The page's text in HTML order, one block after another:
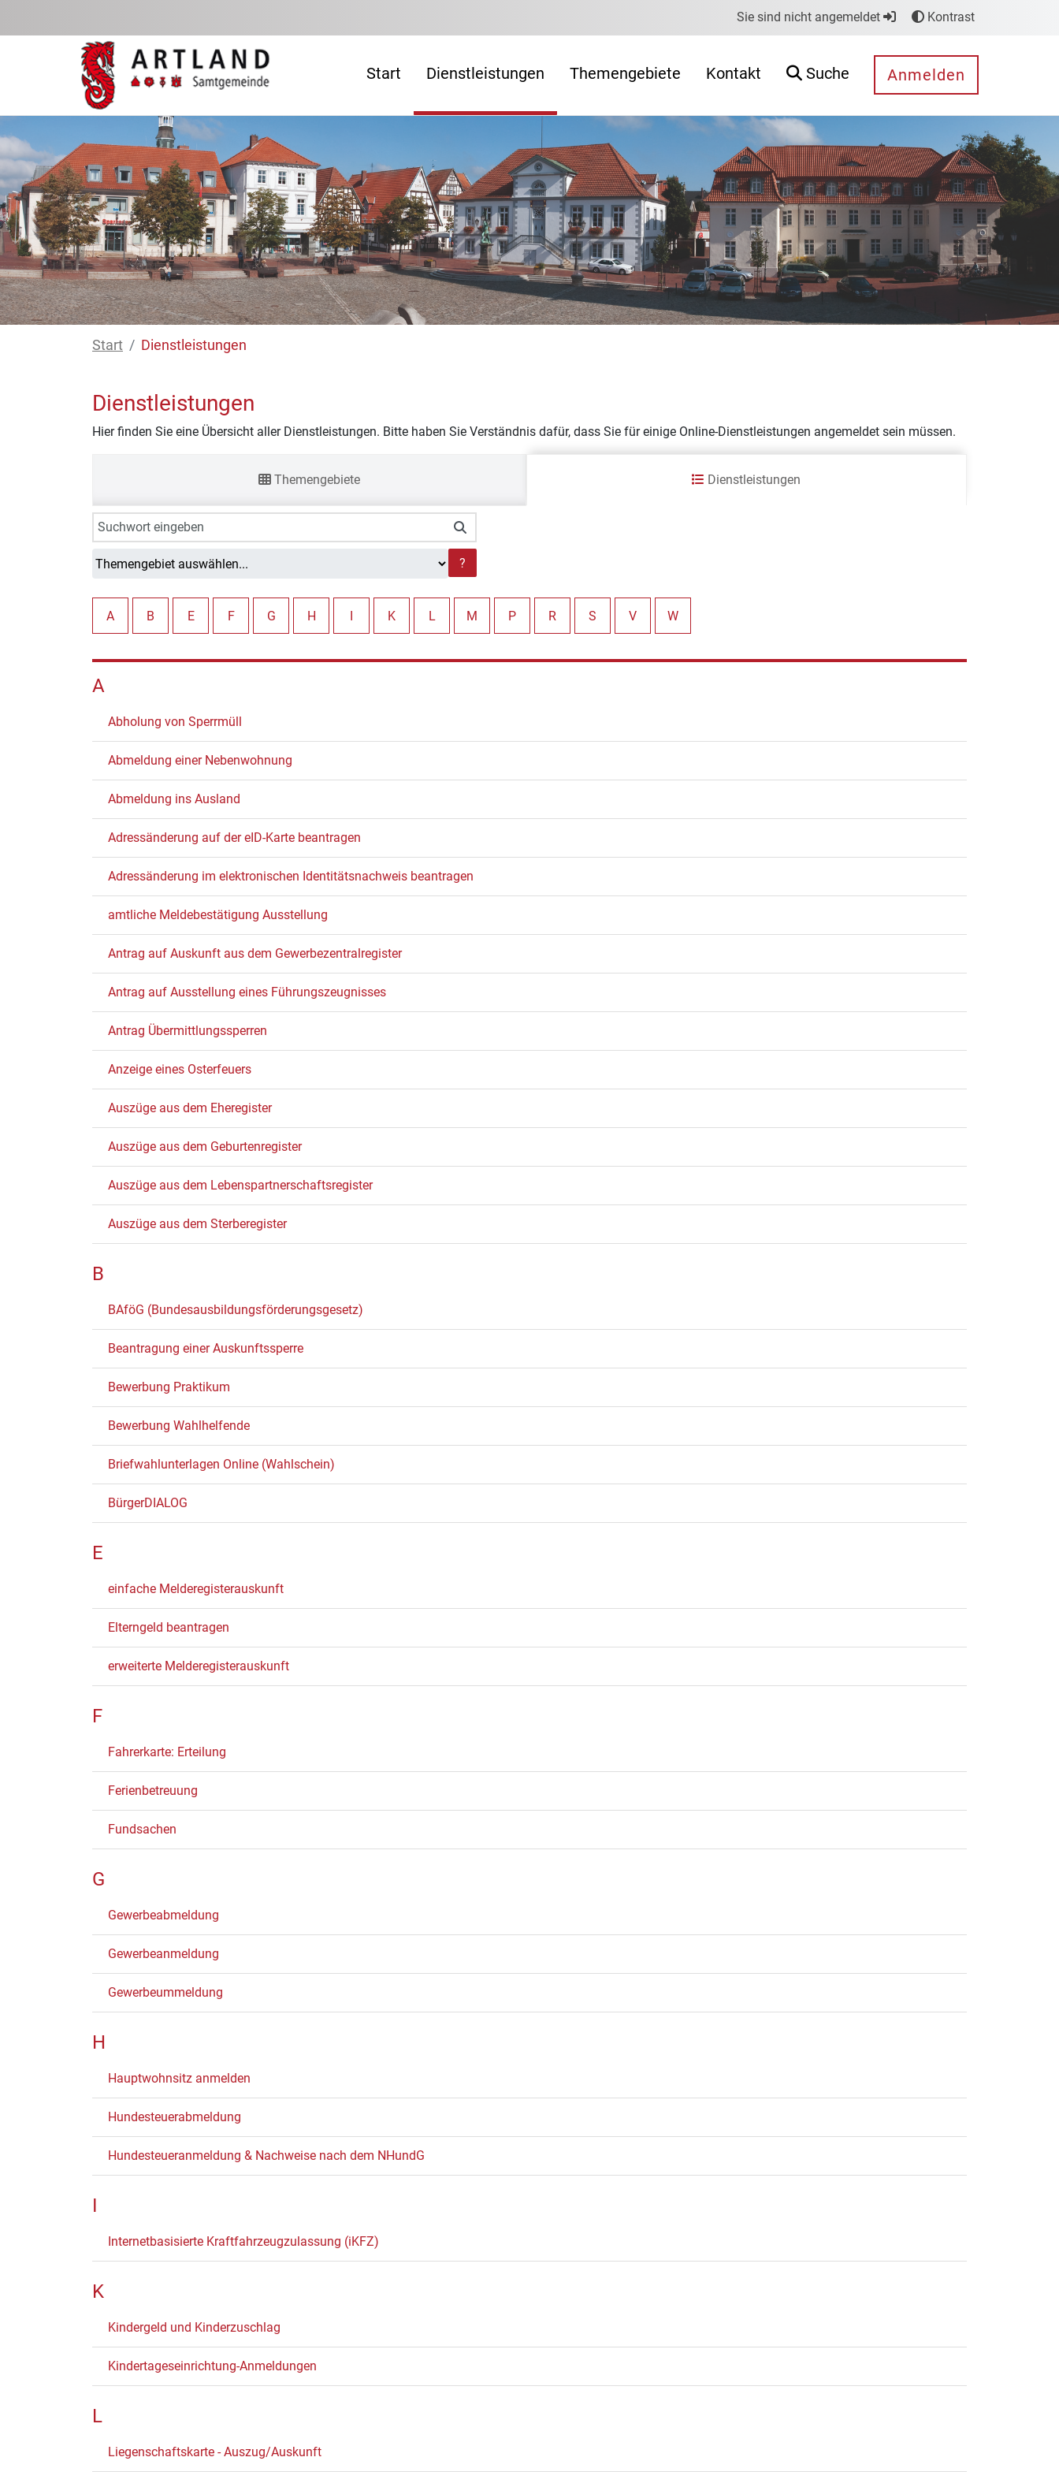
Sie sind nicht angemeldet Kontrast
Start Dienstleistungen Themengebiete Kontakt Suche Anmelden
Start Dienstleistungen
Dienstleistungen
Hier finden Sie eine Übersicht aller Dienstleistungen. Bitte haben Sie Verständnis dafür, dass Sie für einige Online-Dienstleistungen angemeldet sein müssen.
Themengebiete Dienstleistungen
?
A B E F G H I K L M P R S V W
A
Abholung von Sperrmüll
Abmeldung einer Nebenwohnung
Abmeldung ins Ausland
Adressänderung auf der eID-Karte beantragen
Adressänderung im elektronischen Identitätsnachweis beantragen
amtliche Meldebestätigung Ausstellung
Antrag auf Auskunft aus dem Gewerbezentralregister
Antrag auf Ausstellung eines Führungszeugnisses
Antrag Übermittlungssperren
Anzeige eines Osterfeuers
Auszüge aus dem Eheregister
Auszüge aus dem Geburtenregister
Auszüge aus dem Lebenspartnerschaftsregister
Auszüge aus dem Sterberegister
B
BAföG (Bundesausbildungsförderungsgesetz)
Beantragung einer Auskunftssperre
Bewerbung Praktikum
Bewerbung Wahlhelfende
Briefwahlunterlagen Online (Wahlschein)
BürgerDIALOG
E
einfache Melderegisterauskunft
Elterngeld beantragen
erweiterte Melderegisterauskunft
F
Fahrerkarte: Erteilung
Ferienbetreuung
Fundsachen
G
Gewerbeabmeldung
Gewerbeanmeldung
Gewerbeummeldung
H
Hauptwohnsitz anmelden
Hundesteuerabmeldung
Hundesteueranmeldung & Nachweise nach dem NHundG
I
Internetbasisierte Kraftfahrzeugzulassung (iKFZ)
K
Kindergeld und Kinderzuschlag
Kindertageseinrichtung-Anmeldungen
L
Liegenschaftskarte - Auszug/Auskunft